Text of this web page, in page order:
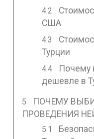
США
Турции
Почему
дешевле в
ПОЧЕМУ
ПРОВЕДЕНИЯ